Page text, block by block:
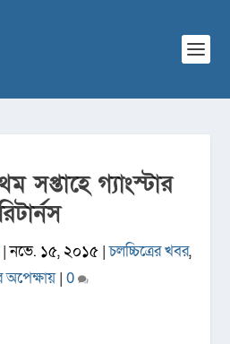
সপ্তাহে গ্যাংস্টার
নভে. ১৫, ২০১৫|চলচ্চিত্রের খবর,
অপেক্ষায়| 0